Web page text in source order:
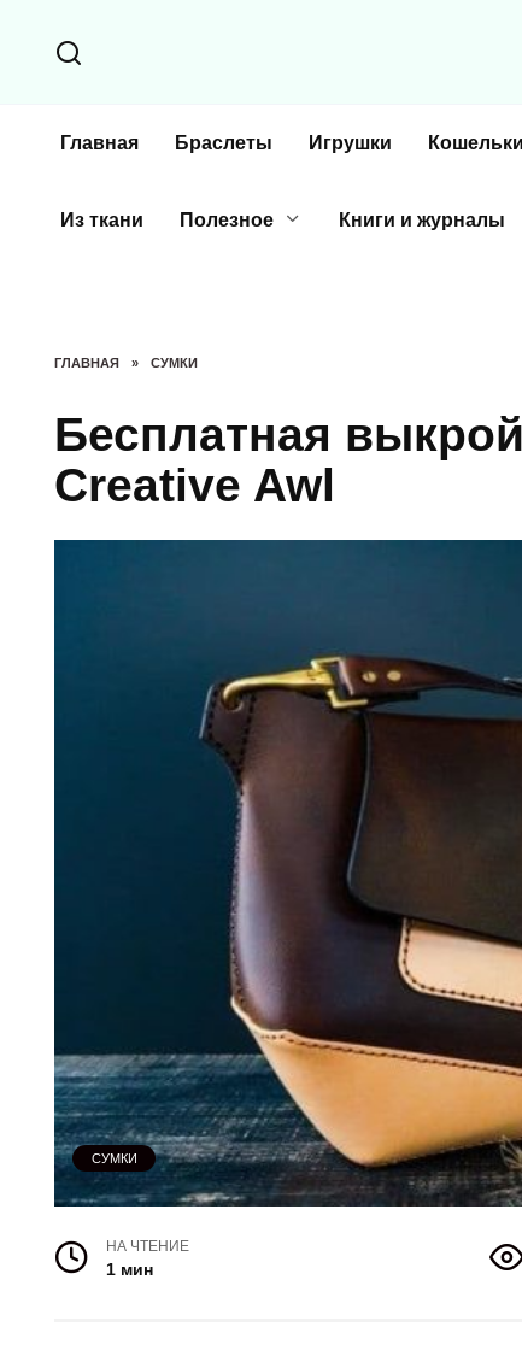
содержанию
Главная Браслеты Игрушки Кошельки
Из ткани Полезное Книги и журналы
ГЛАВНАЯ » СУМКИ
Бесплатная
Creative Awl
СУМКИ
НА ЧТЕНИЕ
1 мин